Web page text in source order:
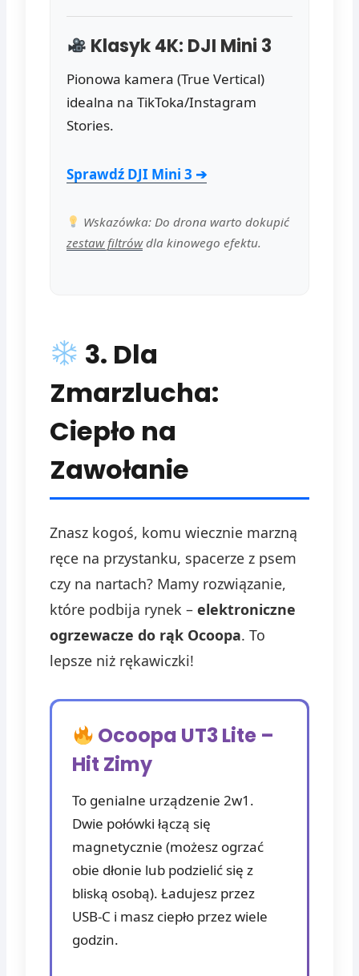
Klasyk 4K: DJI Mini 3
Pionowa kamera (True Vertical)
idealna na TikToka/Instagram
Stories.
Sprawdź DJI Mini 3 ➔
Wskazówka: Do drona warto dokupić
zestaw filtrówdla kinowego efektu.
3. Dla
Zmarzlucha:
Ciepło na
Zawołanie
Znasz kogoś, komu wiecznie marzną
ręce na przystanku, spacerze z psem
czy na nartach? Mamy rozwiązanie,
które podbija rynek – elektroniczne
ogrzewacze do rąk Ocoopa. To
lepsze niż rękawiczki!
Ocoopa UT3 Lite –
Hit Zimy
To genialne urządzenie 2w1.
Dwie połówki łączą się
magnetycznie (możesz ogrzać
obie dłonie lub podzielić się z
bliską osobą). Ładujesz przez
USB-C i masz ciepło przez wiele
godzin.